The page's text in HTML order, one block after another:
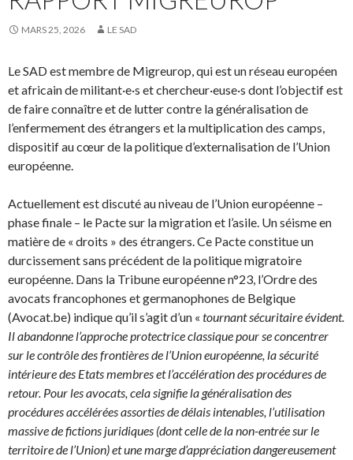
MARS 25, 2026 LE SAD
Le SAD est membre de Migreurop, qui est un réseau européen
et africain de militant·e·s et chercheur·euse·s dont l’objectif est
de faire connaître et de lutter contre la généralisation de
l’enfermement des étrangers et la multiplication des camps,
dispositif au cœur de la politique d’externalisation de l’Union
européenne.
Actuellement est discuté au niveau de l’Union européenne –
phase finale – le Pacte sur la migration et l’asile. Un séisme en
matière de « droits » des étrangers. Ce Pacte constitue un
durcissement sans précédent de la politique migratoire
européenne. Dans la Tribune européenne n°23, l’Ordre des
avocats francophones et germanophones de Belgique
(Avocat.be) indique qu’il s’agit d’un « tournant sécuritaire évident.
Il abandonne l’approche protectrice classique pour se concentrer
sur le contrôle des frontières de l’Union européenne, la sécurité
intérieure des Etats membres et l’accélération des procédures de
retour. Pour les avocats, cela signifie la généralisation des
procédures accélérées assorties de délais intenables, l’utilisation
massive de fictions juridiques (dont celle de la non-entrée sur le
territoire de l’Union) et une marge d’appréciation dangereusement